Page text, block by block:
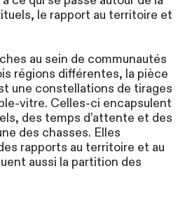
le rapport au territoire et
au sein de communautés
régions différentes, la pièce
une constellations de tirages
vitre. Celles-ci encapsulent
des temps d’attente et des
des chasses. Elles
rapports au territoire et au
aussi la partition des